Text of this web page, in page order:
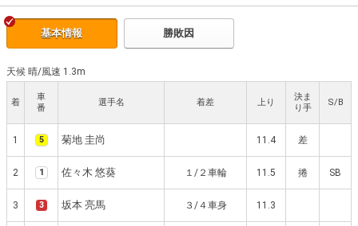
基本情報 勝敗因
天候 晴/風速 1.3m
着
車
番
選手名 着差 上り
決ま
り手
S/B
1 5 菊地 圭尚 11.4 差
2 1 佐々木 悠葵 １/２車輪 11.5 捲 SB
3 3 坂本 亮馬 ３/４車身 11.3